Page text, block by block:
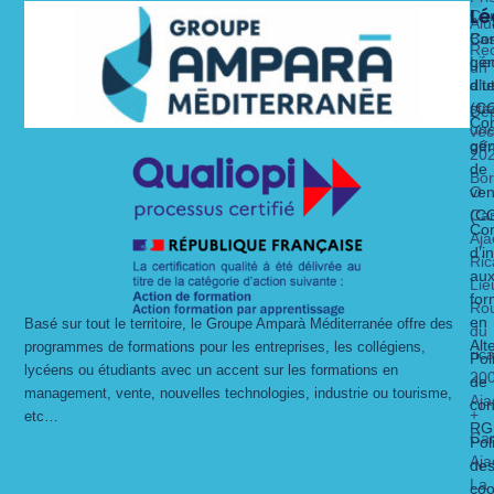
Basé sur tout le territoire, le Groupe Amparà Méditerranée offre des
programmes de formations pour les entreprises, les collégiens,
lycéens ou étudiants avec un accent sur les formations en
management, vente, nouvelles technologies, industrie ou tourisme,
etc…
un
dit
O
du
+
La
de
aux
en
de
des